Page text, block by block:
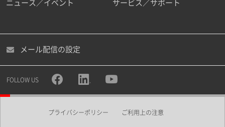
ニュース／イベント サービス／サポート
メール配信の設定
FOLLOW US
プライバシーポリシー ご利用上の注意